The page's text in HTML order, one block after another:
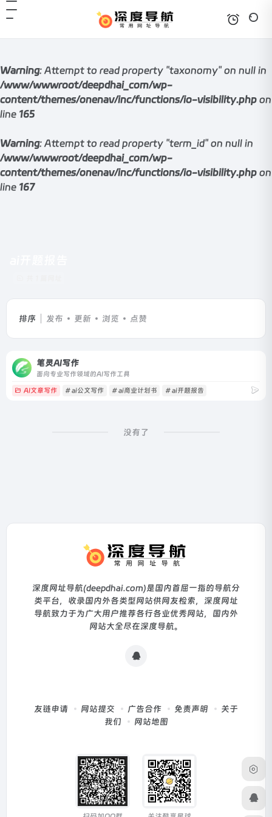
Warning: Attempt to read property "taxonomy" on null in
/www/wwwroot/deepdhai_com/wp-
content/themes/onenav/inc/functions/io-visibility.php on
line 165
Warning: Attempt to read property "term_id" on null in
/www/wwwroot/deepdhai_com/wp-
content/themes/onenav/inc/functions/io-visibility.php on
line 167
排序 发布 更新 浏览 点赞
笔灵AI写作
面向专业写作领域的AI写作工具
AI文章写作 # ai公文写作 # ai商业计划书 # ai开题报告
没有了
深度网址导航(deepdhai.com)是国内首屈一指的导航分
类平台，收录国内外各类型网站供网友检索，深度网址
导航致力于为广大用户推荐各行各业优秀网站，国内外
网站大全尽在深度导航。
友链申请 网站提交 广告合作 免责声明
关于
我们
网站地图